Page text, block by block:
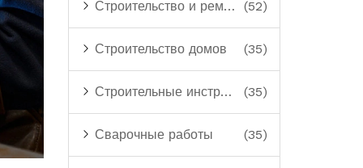
Строительство и ремонт (52)
Строительство домов (35)
Строительные инструменты (35)
Сварочные работы (35)